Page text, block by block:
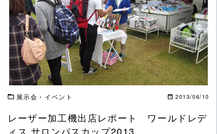
この記事を読む
展示会・イベント 2013/06/10
レーザー加工機出店レポート ワールドレデ
ィス サロンパスカップ2013